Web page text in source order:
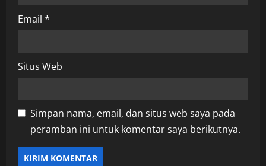
Email *
Situs Web
Simpan nama, email, dan situs web saya pada
peramban ini untuk komentar saya berikutnya.